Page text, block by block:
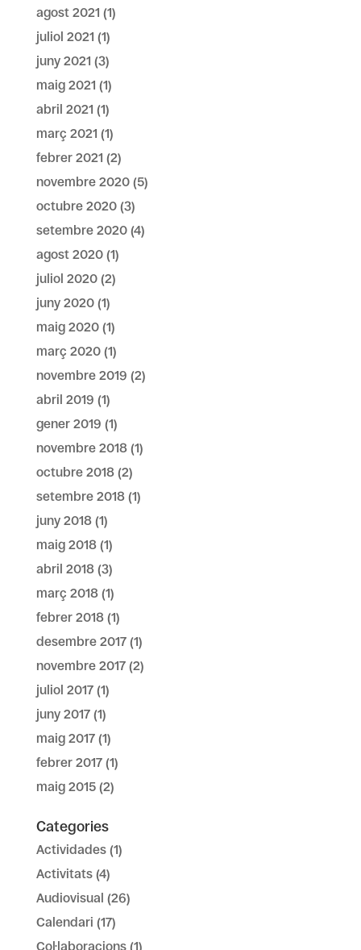
agost 2021 (1)
juliol 2021 (1)
juny 2021 (3)
maig 2021 (1)
abril 2021 (1)
març 2021 (1)
febrer 2021 (2)
novembre 2020(5)
octubre 2020(3)
setembre 2020(4)
agost 2020(1)
juliol 2020(2)
juny 2020(1)
maig 2020(1)
març 2020(1)
novembre 2019 (2)
abril 2019 (1)
gener 2019 (1)
novembre 2018(1)
octubre 2018(2)
setembre 2018(1)
juny 2018(1)
maig 2018(1)
abril 2018(3)
març 2018(1)
febrer 2018(1)
desembre 2017(1)
novembre 2017(2)
juliol 2017(1)
juny 2017(1)
maig 2017(1)
febrer 2017(1)
maig 2015(2)
Categories
Actividades(1)
Activitats(4)
Audiovisual (26)
Calendari (17)
Col·laboracions(1)